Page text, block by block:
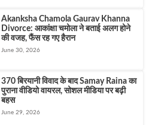
Akanksha Chamola Gaurav Khanna
Divorce: आकांक्षा चमोला ने बताई अलग होने
की वजह, फैंस रह गए हैरान
June 30, 2026
370 बिरयानी विवाद के बाद Samay Raina का
पुराना वीडियो वायरल, सोशल मीडिया पर बढ़ी
बहस
June 29, 2026